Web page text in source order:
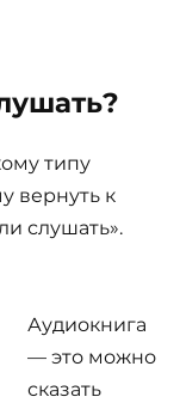
типу
вернуть к
слушать».
Аудиокнига
— это можно
сказать